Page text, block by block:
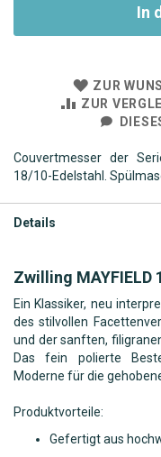
In
ZUR
ZUR
Couvertmesser der
18/10-Edelstahl.
Details
Zwilling MAYFIELD
Ein Klassiker, neu
des stilvollen
und der sanften,
Das fein polierte
Moderne für die
Produktvorteile:
Gefertigt aus